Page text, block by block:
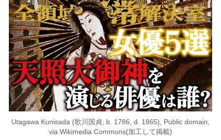
Utagawa Kunisada (歌川国貞; b. 1786, d. 1865), Public domain,
via Wikimedia Commons(加工して掲載)